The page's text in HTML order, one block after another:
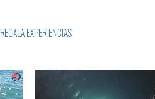
REGALA EXPERIENCIAS